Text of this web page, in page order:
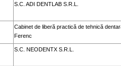
S.C. ADI DENTLAB S.R.L.
Cabinet de liberă practică de tehnică
Ferenc
S.C. NEODENTX S.R.L.